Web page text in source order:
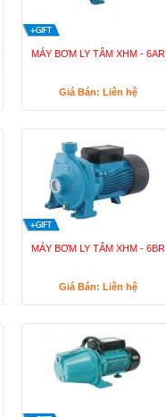
MÁY BƠM LY TÂM XHM - 6AR
Giá Bán: Liên hệ
MÁY BƠM LY TÂM XHM - 6BR
Giá Bán: Liên hệ